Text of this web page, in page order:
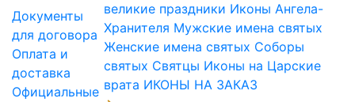
Документы
для договора
Оплата и
доставка
Официальные
великие праздники Иконы Ангела-
Хранителя Мужские имена святых
Женские имена святых Соборы
святых Святцы Иконы на Царские
врата ИКОНЫ НА ЗАКАЗ